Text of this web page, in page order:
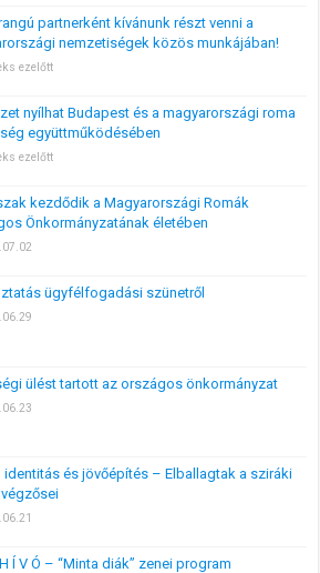
partnerként kívánunk részt venni a
nemzetiségek közös munkájában!
ezelőtt
nyílhat Budapest és a magyarországi roma
együttműködésében
ezelőtt
kezdődik a Magyarországi Romák
Önkormányzatának életében
ügyfélfogadási szünetről
ülést tartott az országos önkormányzat
identitás és jövőépítés – Elballagtak a sziráki
Í V Ó – “Minta diák” zenei program